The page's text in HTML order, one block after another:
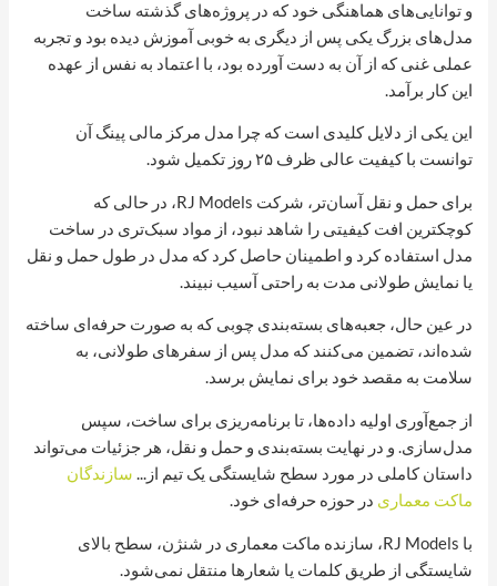
و توانایی‌های هماهنگی خود که در پروژه‌های گذشته ساخت
مدل‌های بزرگ یکی پس از دیگری به خوبی آموزش دیده بود و تجربه
عملی غنی که از آن به دست آورده بود، با اعتماد به نفس از عهده
این کار برآمد.
این یکی از دلایل کلیدی است که چرا مدل مرکز مالی پینگ آن
توانست با کیفیت عالی ظرف ۲۵ روز تکمیل شود.
برای حمل و نقل آسان‌تر، شرکت RJ Models، در حالی که
کوچکترین افت کیفیتی را شاهد نبود، از مواد سبک‌تری در ساخت
مدل استفاده کرد و اطمینان حاصل کرد که مدل در طول حمل و نقل
یا نمایش طولانی مدت به راحتی آسیب نبیند.
در عین حال، جعبه‌های بسته‌بندی چوبی که به صورت حرفه‌ای ساخته
شده‌اند، تضمین می‌کنند که مدل پس از سفرهای طولانی، به
سلامت به مقصد خود برای نمایش برسد.
از جمع‌آوری اولیه داده‌ها، تا برنامه‌ریزی برای ساخت، سپس
مدل‌سازی. و در نهایت بسته‌بندی و حمل و نقل، هر جزئیات می‌تواند
داستان کاملی در مورد سطح شایستگی یک تیم از... سازندگان
ماکت معماری در حوزه حرفه‌ای خود.
با RJ Models، سازنده ماکت معماری در شنژن، سطح بالای
شایستگی از طریق کلمات یا شعارها منتقل نمی‌شود.